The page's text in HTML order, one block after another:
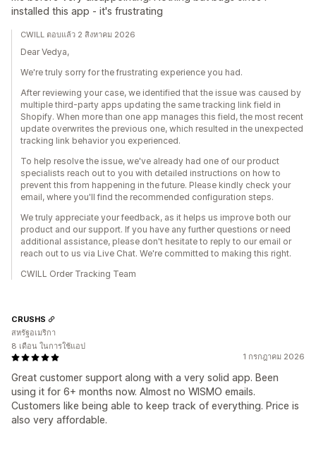
installed this app - it's frustrating
CWILL ตอบแล้ว 2 สิงหาคม 2026
Dear Vedya,
We're truly sorry for the frustrating experience you had.
After reviewing your case, we identified that the issue was caused by
multiple third-party apps updating the same tracking link field in
Shopify. When more than one app manages this field, the most recent
update overwrites the previous one, which resulted in the unexpected
tracking link behavior you experienced.
To help resolve the issue, we've already had one of our product
specialists reach out to you with detailed instructions on how to
prevent this from happening in the future. Please kindly check your
email, where you'll find the recommended configuration steps.
We truly appreciate your feedback, as it helps us improve both our
product and our support. If you have any further questions or need
additional assistance, please don't hesitate to reply to our email or
reach out to us via Live Chat. We're committed to making this right.
CWILL Order Tracking Team
1 กรกฎาคม 2026
Great customer support along with a very solid app. Been
using it for 6+ months now. Almost no WISMO emails.
Customers like being able to keep track of everything. Price is
also very affordable.
CRUSHS
สหรัฐอเมริกา
8 เดือน ในการใช้แอป